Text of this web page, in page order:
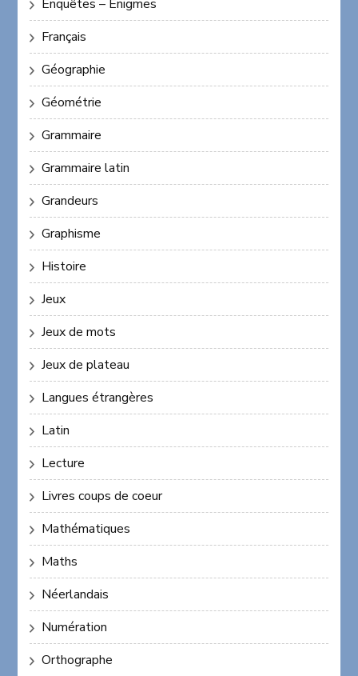
Enquêtes – Enigmes
Français
Géographie
Géométrie
Grammaire
Grammaire latin
Grandeurs
Graphisme
Histoire
Jeux
Jeux de mots
Jeux de plateau
Langues étrangères
Latin
Lecture
Livres coups de coeur
Mathématiques
Maths
Néerlandais
Numération
Orthographe